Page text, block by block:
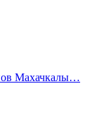
Махачкалы…